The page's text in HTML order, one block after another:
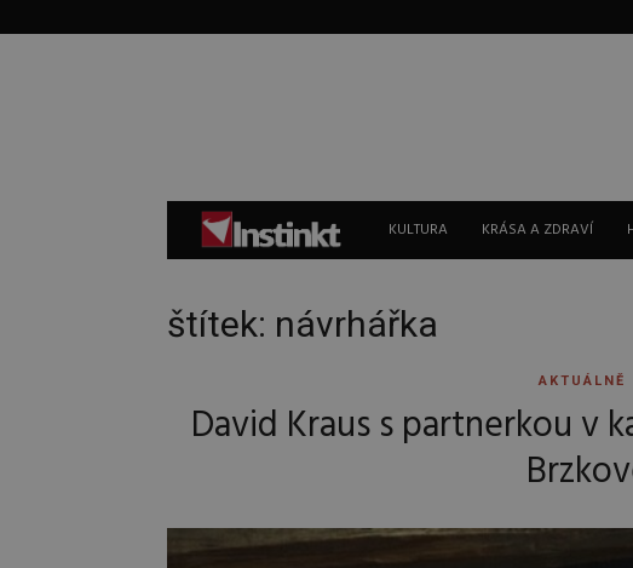
Instinkt
KULTURA KRÁSA A ZDRAVÍ
štítek: návrhářka
AKTUÁLNĚ
David Kraus s partnerkou v